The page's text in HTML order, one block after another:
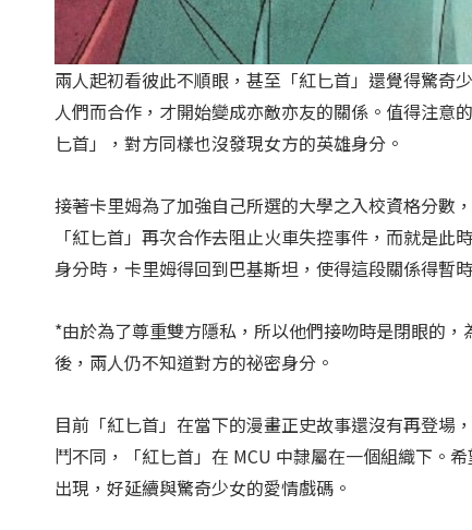
兩人起初看彼此不順眼，甚至「紅匕首」還覺得驚奇
人們而合作，才開始變成亦敵亦友的關係。值得注意
匕首」，對方同樣也沒發現女方的英雄身分。
接著卡里姆為了加強自己所選的大學之入校資格分數
「紅匕首」再次合作去阻止火車失控事件，而就是
身分時，卡里姆得回到巴基斯坦，使得這段關係得暫
*由於為了尊重雙方隱私，所以他們接吻時是閉眼的
後，兩人仍不知道對方的祕密身分。
目前「紅匕首」在當下的漫畫正史故事還沒有再登場
鬥不同，「紅匕首」在 MCU 中隸屬在一個組織下。
出現，好延續與驚奇少女的愛情戲碼。